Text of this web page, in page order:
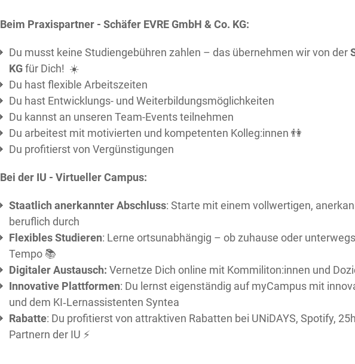
Beim Praxispartner - Schäfer EVRE GmbH & Co. KG:
Du musst keine Studiengebühren zahlen – das übernehmen wir von der
KGfür Dich! ☀️
Du hast flexible Arbeitszeiten
Du hast Entwicklungs- und Weiterbildungsmöglichkeiten
Du kannst an unseren Team-Events teilnehmen
Du arbeitest mit motivierten und kompetenten Kolleg:innen 👫
Du profitierst von Vergünstigungen
Bei der IU - Virtueller Campus:
Staatlich anerkannter Abschluss: Starte mit einem vollwertigen,
beruflich durch
Flexibles Studieren: Lerne ortsunabhängig – ob zuhause oder
Tempo 📚
Digitaler Austausch: Vernetze Dich online mit Kommiliton:innen und
Innovative Plattformen: Du lernst eigenständig auf myCampus mit
und dem KI‑Lernassistenten Syntea
Rabatte: Du profitierst von attraktiven Rabatten bei UNiDAYS, Spotify,
Partnern der IU ⚡️